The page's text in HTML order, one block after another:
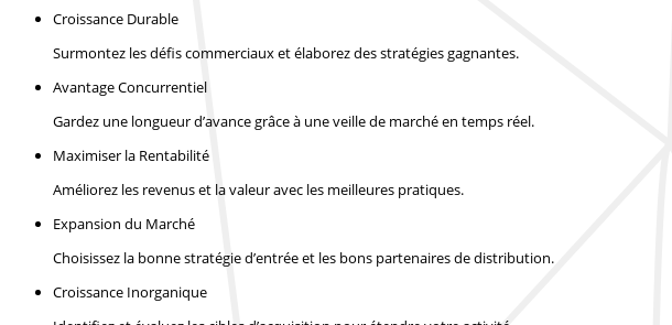
Croissance Durable
Surmontez les défis commerciaux et élaborez des stratégies gagnantes.
Avantage Concurrentiel
Gardez une longueur d’avance grâce à une veille de marché en temps réel.
Maximiser la Rentabilité
Améliorez les revenus et la valeur avec les meilleures pratiques.
Expansion du Marché
Choisissez la bonne stratégie d’entrée et les bons partenaires de distribution.
Croissance Inorganique